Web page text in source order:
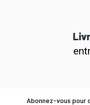
Abonnez-vous pour